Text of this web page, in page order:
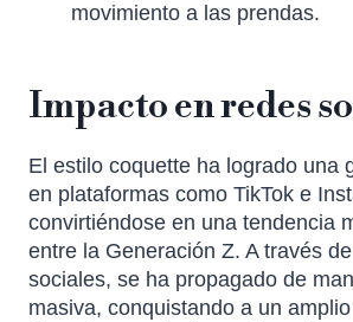
movimiento a las prendas.
Impacto en redes
El estilo coquette ha logrado una
en plataformas como TikTok e
convirtiéndose en una tendencia
entre la Generación Z. A través
sociales, se ha propagado de
masiva, conquistando a un